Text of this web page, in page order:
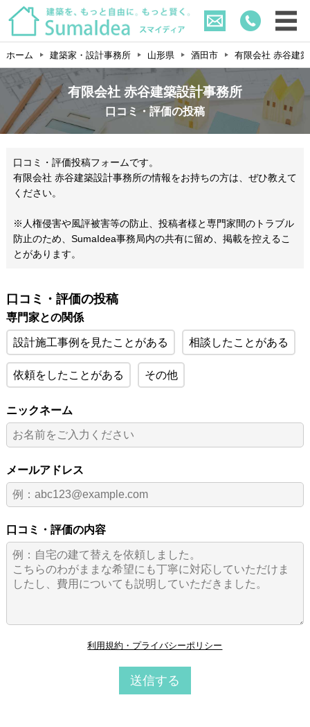
ホーム 建築家・設計事務所 山形県 酒田市 有限会社 赤谷建
有限会社 赤谷建築設計事務所
口コミ・評価の投稿
口コミ・評価投稿フォームです。
有限会社 赤谷建築設計事務所の情報をお持ちの方は、ぜひ教えて
ください。
※人権侵害や風評被害等の防止、投稿者様と専門家間のトラブル
防止のため、SumaIdea事務局内の共有に留め、掲載を控えるこ
とがあります。
口コミ・評価の投稿
専門家との関係
設計施工事例を見たことがある 相談したことがある
依頼をしたことがある その他
ニックネーム
メールアドレス
口コミ・評価の内容
利用規約・プライバシーポリシー
送信する